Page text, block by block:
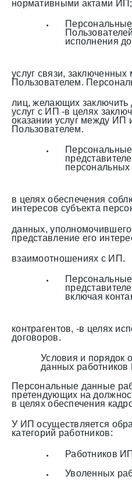
нормативными актами ИП;
исполнения
услуг связи,
Пользователем.
лиц, желающих заключить
услуг с ИП -в целях
оказании услуг между ИП
Пользователем.
в целях обеспечения
интересов субъекта
данных,
представление его
взаимоотношениях с ИП.
включая
контрагентов, -в целях
договоров.
Условия и порядок
данных
Персональные данные
претендующих на
в целях обеспечения
У ИП осуществляется
категорий работников:
Работников
Уволенных